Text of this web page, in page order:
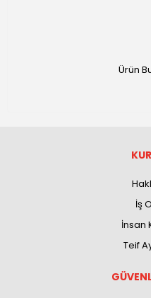
Ürün
İş
İnsan
Teif